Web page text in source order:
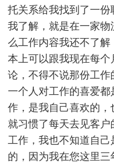
托关系给我找到了一
我了解，就是在一家
么工作内容我还不了
本上可以跟我现在每
论，不得不说那份工
一个人对工作的喜爱
作，是我自己喜欢的
就习惯了每天去见客
工作，我也不知道自
的，因为我在您这里